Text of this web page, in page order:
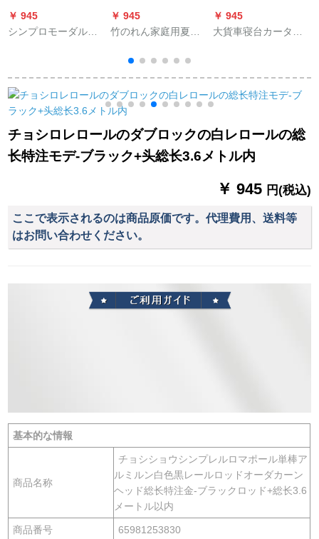
￥ 945
シンプロモーダル遮
寝室既制カーンシス
テムシステム遮光オ
ームシステムシステ
ムシステムシステム
システムシステムシ
ステムシステムシス
ステムシステムシス
テムシステムシステ
ムシステムシステム
テムX-02タバコ灰色
￥ 945
竹のれん家庭用夏季
暗号化リビンのれん
100 cm幅200 cm长竹
のれん
￥ 945
大貨車寝台カーター
3000バークウーカー
テ専用J 6 P遮光カー
チョシロレロールのダブロックの白レロールの総
长特注モデ-ブラック+头総长3.6メトル内
￥ 945 円(税込)
ここで表示されるのは商品原価です。代理費用、送料等
はお問い合わせください。
基本的な情報
商品名称
チョシショウシンプレルロマポール単棒ア
ルミルン白色黒レールロッドオーダカーン
ヘッド総长特注金-ブラックロッド+総长3.6
メートル以内
商品番号 65981253830